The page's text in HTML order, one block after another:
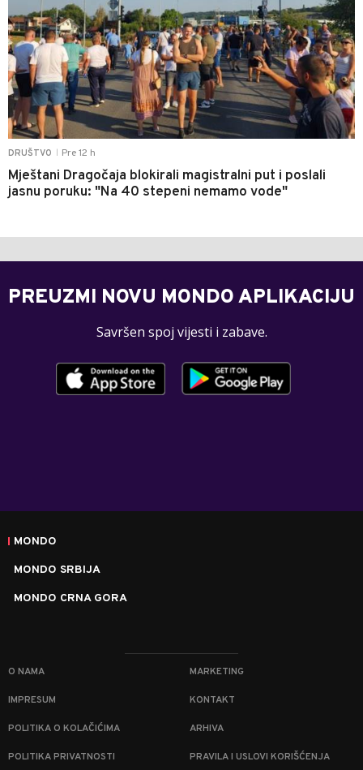
DRUŠTVO Pre 12 h
Mještani Dragočaja blokirali magistralni put i poslali
jasnu poruku: "Na 40 stepeni nemamo vode"
PREUZMI NOVU MONDO APLIKACIJU
Savršen spoj vijesti i zabave.
MONDO
MONDO SRBIJA
MONDO CRNA GORA
O NAMA MARKETING
IMPRESUM KONTAKT
POLITIKA O KOLAČIĆIMA ARHIVA
POLITIKA PRIVATNOSTI PRAVILA I USLOVI KORIŠĆENJA